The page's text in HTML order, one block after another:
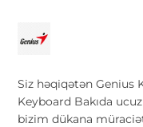
Siz həqiqətən Genius
Keyboard Bakıda
bizim dükana